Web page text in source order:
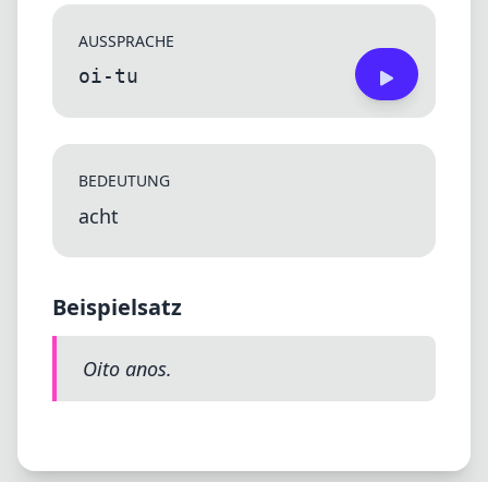
AUSSPRACHE
oi-tu
BEDEUTUNG
acht
Beispielsatz
Oito anos.